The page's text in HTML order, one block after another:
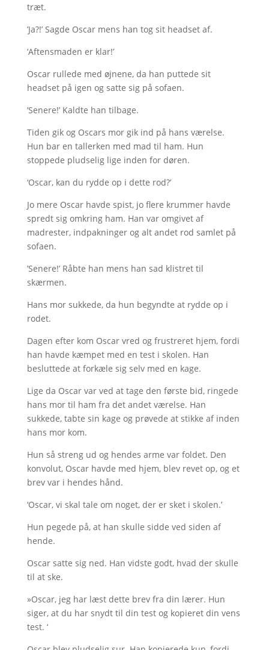
træt.
’Ja?!’ Sagde Oscar mens han tog sit headset af.
‘Aftensmaden er klar!’
Oscar rullede med øjnene, da han puttede sit
headset på igen og satte sig på sofaen.
’Senere!’ Kaldte han tilbage.
Tiden gik og Oscars mor gik ind på hans værelse.
Hun bar en tallerken med mad til ham. Hun
stoppede pludselig lige inden for døren.
‘Oscar, kan du rydde op i dette rod?’
Jo mere Oscar havde spist, jo flere krummer havde
spredt sig omkring ham. Han var omgivet af
madrester, indpakninger og alt andet rod samlet på
sofaen.
’Senere!’ Råbte han mens han sad klistret til
skærmen.
Hans mor sukkede, da hun begyndte at rydde op i
rodet.
Dagen efter kom Oscar vred og frustreret hjem, fordi
han havde kæmpet med en test i skolen. Han
besluttede at forkæle sig selv med en kage.
Lige da Oscar var ved at tage den første bid, ringede
hans mor til ham fra det andet værelse. Han
sukkede, tabte sin kage og prøvede at stikke af inden
hans mor kom.
Hun så streng ud og hendes arme var foldet. Den
konvolut, Oscar havde med hjem, blev revet op, og et
brev var i hendes hånd.
‘Oscar, vi skal tale om noget, der er sket i skolen.’
Hun pegede på, at han skulle sidde ved siden af ​​
hende.
Oscar satte sig ned. Han vidste godt, hvad der skulle
til at ske.
»Oscar, jeg har læst dette brev fra din lærer. Hun
siger, at du har snydt til din test og kopieret din vens
test. ‘